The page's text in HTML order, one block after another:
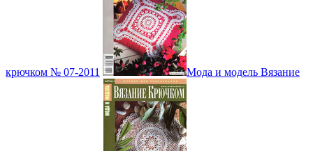
крючком № 07-2011 Мода и модель Вязание